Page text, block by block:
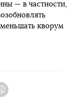
— в частности,
кворум